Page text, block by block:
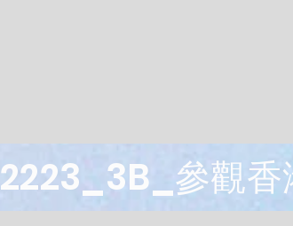
2223_3B_參觀